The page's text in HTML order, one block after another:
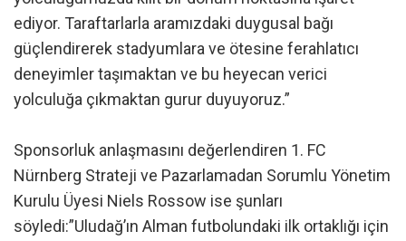
ediyor. Taraftarlarla aramızdaki duygusal bağı
güçlendirerek stadyumlara ve ötesine ferahlatıcı
deneyimler taşımaktan ve bu heyecan verici
yolculuğa çıkmaktan gurur duyuyoruz.”
Sponsorluk anlaşmasını değerlendiren 1. FC
Nürnberg Strateji ve Pazarlamadan Sorumlu Yönetim
Kurulu Üyesi Niels Rossow ise şunları
söyledi:”Uludağ’ın Alman futbolundaki ilk ortaklığı için